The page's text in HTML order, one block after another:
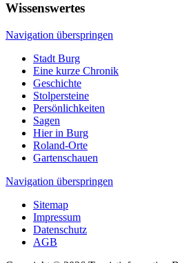
Wissenswertes
Navigation überspringen
Stadt Burg
Eine kurze Chronik
Geschichte
Stolpersteine
Persönlichkeiten
Sagen
Hier in Burg
Roland-Orte
Gartenschauen
Navigation überspringen
Sitemap
Impressum
Datenschutz
AGB